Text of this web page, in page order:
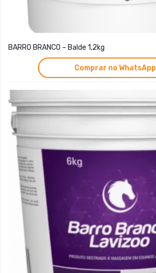
BARRO BRANCO – Balde 1,2kg
Comprar no WhatsApp